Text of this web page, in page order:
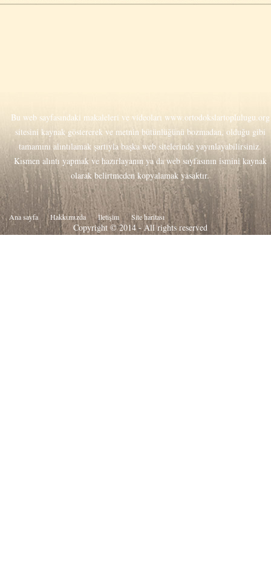
Bu web sayfasındaki makaleleri ve videoları www.ortodokslartoplulugu.org
sitesini kaynak göstererek ve metnin bütünlüğünü bozmadan, olduğu gibi
tamamını alıntılamak şartıyla başka web sitelerinde yayınlayabilirsiniz.
Kısmen alıntı yapmak ve hazırlayanın ya da web sayfasının ismini kaynak
olarak belirtmeden kopyalamak yasaktır.
Ana sayfa Hakkιmιzda İletişim Site haritası
Copyright © 2014 - All rights reserved